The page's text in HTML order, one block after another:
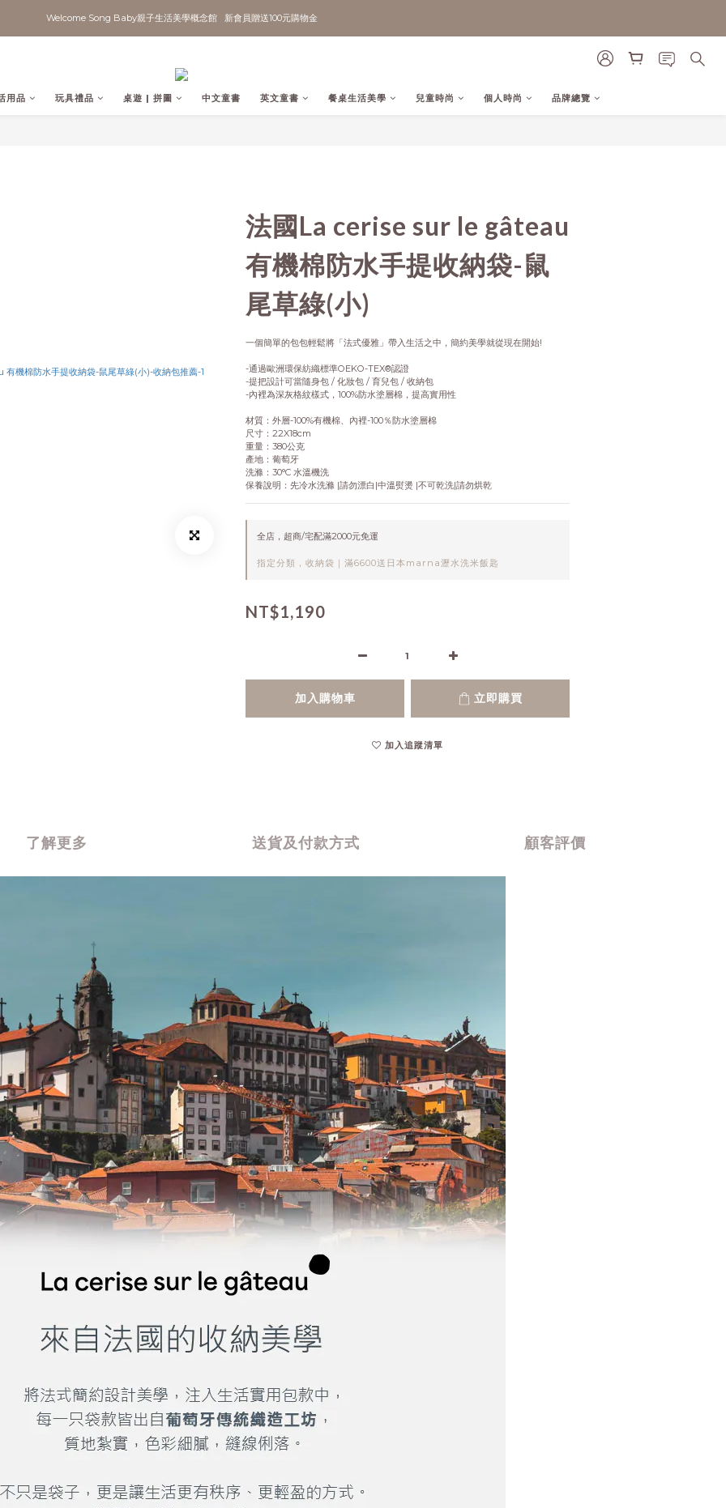
Welcome Song Baby親子生活美學概念館   新會員贈送100元購物金
用品 玩具禮品 桌遊 | 拼圖 中文童書 英文童書 餐桌生活美學 兒童時尚 個人時尚 品牌總覽
法國La cerise sur le gâteau
有機棉防水手提收納袋-鼠
尾草綠(小)
一個簡單的包包輕鬆將「法式優雅」帶入生活之中，簡約美學就從現在開始!
-通過歐洲環保紡織標準OEKO-TEX®認證
-提把設計可當隨身包 / 化妝包 / 育兒包 / 收納包
-內裡為深灰格紋樣式，100%防水塗層棉，提高實用性
材質：外層-100%有機棉、內裡-100％防水塗層棉
尺寸：22X18cm
重量：380公克
產地：葡萄牙
洗滌：30°C 水溫機洗
保養說明：先冷水洗滌 |請勿漂白|中溫熨燙 |不可乾洗|請勿烘乾
全店，超商/宅配滿2000元免運
指定分類，收納袋｜滿6600送日本marna瀝水洗米飯匙
NT$1,190
加入購物車 立即購買
加入追蹤清單
了解更多 送貨及付款方式 顧客評價